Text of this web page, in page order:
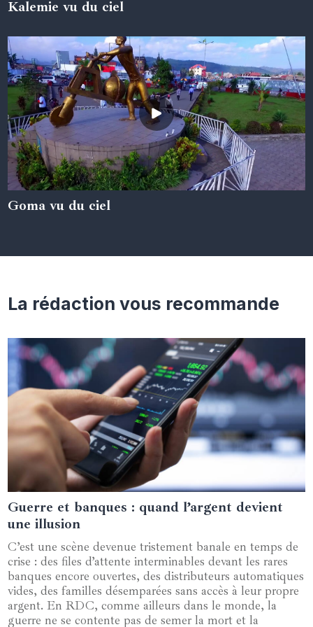
05 juin 2024
Kalemie vu du ciel
05 juin 2024
Goma vu du ciel
La rédaction vous recommande
19 février 2025
Guerre et banques : quand l’argent devient
une illusion
C’est une scène devenue tristement banale en temps de
crise : des files d’attente interminables devant les rares
banques encore ouvertes, des distributeurs automatiques
vides, des familles désemparées sans accès à leur propre
argent. En RDC, comme ailleurs dans le monde, la
guerre ne se contente pas de semer la mort et la